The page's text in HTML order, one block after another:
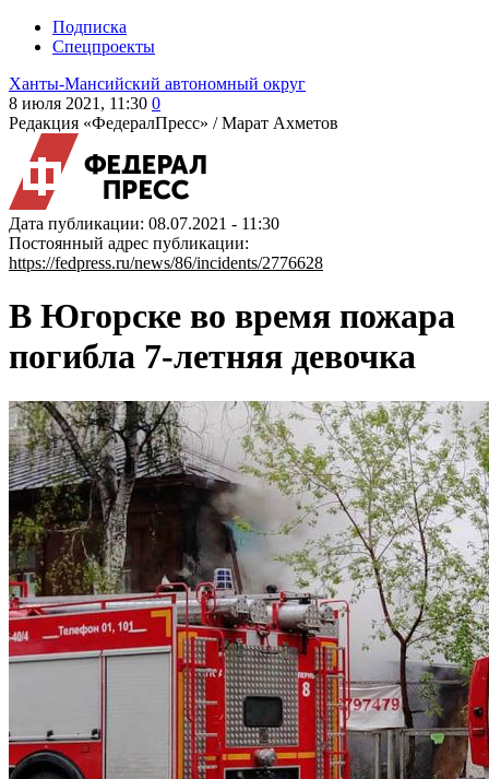
Подписка
Спецпроекты
Ханты-Мансийский автономный округ
8 июля 2021, 11:30 0
Редакция «ФедералПресс» /Марат Ахметов
Дата публикации: 08.07.2021 - 11:30
Постоянный адрес публикации:
https://fedpress.ru/news/86/incidents/2776628
В Югорске во время пожара
погибла 7-летняя девочка